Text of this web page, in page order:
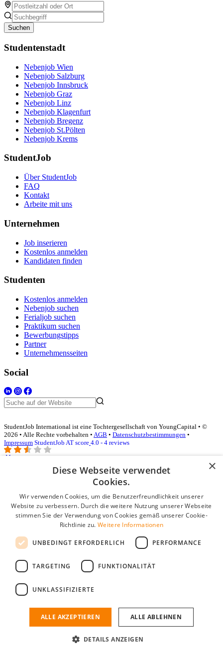
Suchen
Studentenstadt
Nebenjob Wien
Nebenjob Salzburg
Nebenjob Innsbruck
Nebenjob Graz
Nebenjob Linz
Nebenjob Klagenfurt
Nebenjob Bregenz
Nebenjob St.Pölten
Nebenjob Krems
StudentJob
Über StudentJob
FAQ
Kontakt
Arbeite mit uns
Unternehmen
Job inserieren
Kostenlos anmelden
Kandidaten finden
Studenten
Kostenlos anmelden
Nebenjob suchen
Ferialjob suchen
Praktikum suchen
Bewerbungstipps
Partner
Unternehmensseiten
Social
StudentJob International ist eine Tochtergesellschaft von YoungCapital • ©
2026 • Alle Rechte vorbehalten • AGB • Datenschutzbestimmungen •
Impressum StudentJob AT score 4.0 - 4 reviews
Login für Unternehmen
E-Mail*
Passwort
Angemeldet bleiben
Passwort vergessen?
Kostenloses Unternehmensprofil
Wenn Sie sich registriert haben, können Sie ein Unternehmensprofil
passenden Mitarbeiter zu finden.
×
Diese Webseite verwendet
Cookies.
Wir verwenden Cookies, um die Benutzerfreundlichkeit unserer
Website zu verbessern. Durch die weitere Nutzung unserer Webseite
stimmen Sie der Verwendung von Cookies gemäß unserer Cookie-
Richtlinie zu. Weitere Informationen
UNBEDINGT ERFORDERLICH PERFORMANCE
TARGETING FUNKTIONALITÄT
UNKLASSIFIZIERTE
ALLE AKZEPTIEREN ALLE ABLEHNEN
DETAILS ANZEIGEN